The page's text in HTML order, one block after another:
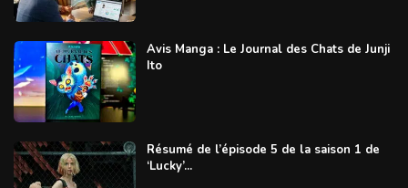
Avis Manga : Le Journal des Chats de Junji
Ito
Résumé de l’épisode 5 de la saison 1 de
‘Lucky’...